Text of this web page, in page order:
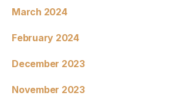
March 2024
February 2024
December 2023
November 2023